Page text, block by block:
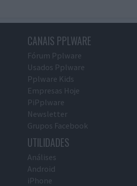
CANAIS PPLWARE
Fórum Pplware
Usados Pplware
Pplware Kids
Empresas Hoje
PiPplware
Newsletter
Grupos Facebook
UTILIDADES
Análises
Android
iPhone